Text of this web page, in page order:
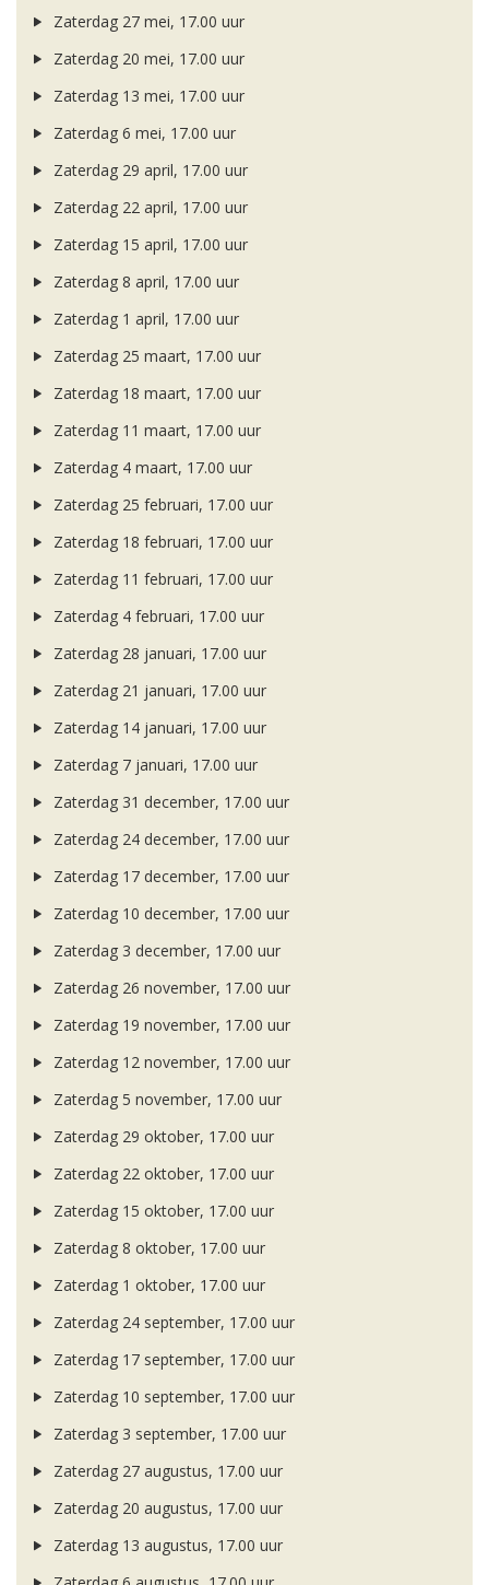
Zaterdag 27 mei, 17.00 uur
Zaterdag 20 mei, 17.00 uur
Zaterdag 13 mei, 17.00 uur
Zaterdag 6 mei, 17.00 uur
Zaterdag 29 april, 17.00 uur
Zaterdag 22 april, 17.00 uur
Zaterdag 15 april, 17.00 uur
Zaterdag 8 april, 17.00 uur
Zaterdag 1 april, 17.00 uur
Zaterdag 25 maart, 17.00 uur
Zaterdag 18 maart, 17.00 uur
Zaterdag 11 maart, 17.00 uur
Zaterdag 4 maart, 17.00 uur
Zaterdag 25 februari, 17.00 uur
Zaterdag 18 februari, 17.00 uur
Zaterdag 11 februari, 17.00 uur
Zaterdag 4 februari, 17.00 uur
Zaterdag 28 januari, 17.00 uur
Zaterdag 21 januari, 17.00 uur
Zaterdag 14 januari, 17.00 uur
Zaterdag 7 januari, 17.00 uur
Zaterdag 31 december, 17.00 uur
Zaterdag 24 december, 17.00 uur
Zaterdag 17 december, 17.00 uur
Zaterdag 10 december, 17.00 uur
Zaterdag 3 december, 17.00 uur
Zaterdag 26 november, 17.00 uur
Zaterdag 19 november, 17.00 uur
Zaterdag 12 november, 17.00 uur
Zaterdag 5 november, 17.00 uur
Zaterdag 29 oktober, 17.00 uur
Zaterdag 22 oktober, 17.00 uur
Zaterdag 15 oktober, 17.00 uur
Zaterdag 8 oktober, 17.00 uur
Zaterdag 1 oktober, 17.00 uur
Zaterdag 24 september, 17.00 uur
Zaterdag 17 september, 17.00 uur
Zaterdag 10 september, 17.00 uur
Zaterdag 3 september, 17.00 uur
Zaterdag 27 augustus, 17.00 uur
Zaterdag 20 augustus, 17.00 uur
Zaterdag 13 augustus, 17.00 uur